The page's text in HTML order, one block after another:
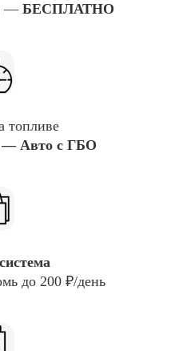
— БЕСПЛАТНО
топливе
— Авто с ГБО
до 200 ₽/день